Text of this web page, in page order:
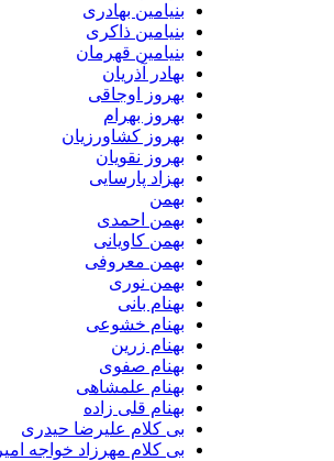
بنیامین بهادری
بنیامین ذاکری
بنیامین قهرمان
بهادر آذریان
بهروز اوجاقی
بهروز بهرام
بهروز کشاورزیان
بهروز نقویان
بهزاد پارسایی
بهمن احمدی
بهمن کاویانی
بهمن معروفی
بهمن نوری
بهنام بانی
بهنام خشوعی
بهنام زرین
بهنام صفوی
بهنام علمشاهی
بهنام قلی زاده
بی کلام علیرضا حیدری
بی کلام مهرزاد خواجه امیری